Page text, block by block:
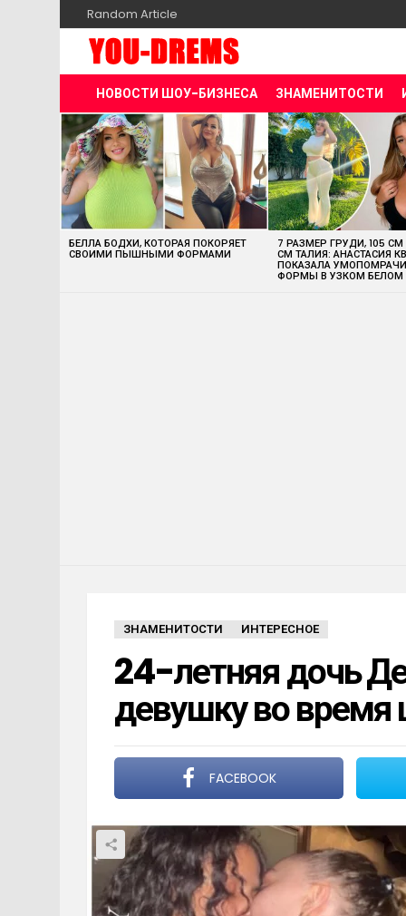
Random Article
НОВОСТИ ШОУ-БИЗНЕСА ЗНАМЕНИТОСТИ
MOST
VIEWED
STORIES
БЕЛЛА БОДХИ, КОТОРАЯ ПОКОРЯЕТ
СВОИМИ ПЫШНЫМИ ФОРМАМИ
7 РАЗМЕР ГРУДИ, 105
СМ ТАЛИЯ: АНАСТАСИЯ
ПОКАЗАЛА
ФОРМЫ В УЗКОМ БЕЛОМ
ЗНАМЕНИТОСТИ ИНТЕРЕСНОЕ
24-летняя дочь
девушку во время
FACEBOOK